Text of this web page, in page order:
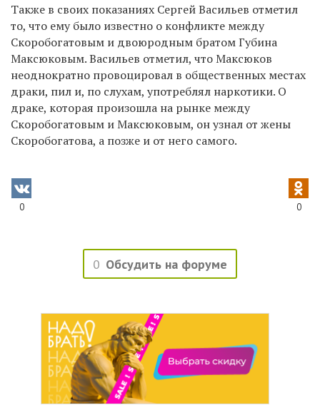
Также в своих показаниях Сергей Васильев отметил
то, что ему было известно о конфликте между
Скоробогатовым и двоюродным братом Губина
Максюковым. Васильев отметил, что Максюков
неоднократно провоцировал в общественных местах
драки, пил и, по слухам, употреблял наркотики. О
драке, которая произошла на рынке между
Скоробогатовым и Максюковым, он узнал от жены
Скоробогатова, а позже и от него самого.
0 0
0 Обсудить на форуме